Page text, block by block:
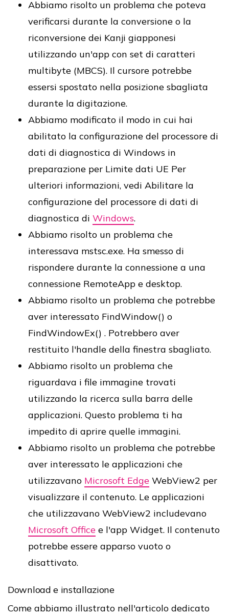
Abbiamo risolto un problema che poteva
verificarsi durante la conversione o la
riconversione dei Kanji giapponesi
utilizzando un'app con set di caratteri
multibyte (MBCS). Il cursore potrebbe
essersi spostato nella posizione sbagliata
durante la digitazione.
Abbiamo modificato il modo in cui hai
abilitato la configurazione del processore di
dati di diagnostica di Windows in
preparazione per Limite dati UE Per
ulteriori informazioni, vedi Abilitare la
configurazione del processore di dati di
diagnostica di Windows.
Abbiamo risolto un problema che
interessava mstsc.exe. Ha smesso di
rispondere durante la connessione a una
connessione RemoteApp e desktop.
Abbiamo risolto un problema che potrebbe
aver interessato FindWindow() o
FindWindowEx() . Potrebbero aver
restituito l'handle della finestra sbagliato.
Abbiamo risolto un problema che
riguardava i file immagine trovati
utilizzando la ricerca sulla barra delle
applicazioni. Questo problema ti ha
impedito di aprire quelle immagini.
Abbiamo risolto un problema che potrebbe
aver interessato le applicazioni che
utilizzavano Microsoft Edge WebView2 per
visualizzare il contenuto. Le applicazioni
che utilizzavano WebView2 includevano
Microsoft Office e l'app Widget. Il contenuto
potrebbe essere apparso vuoto o
disattivato.
Download e installazione
Come abbiamo illustrato nell'articolo dedicato